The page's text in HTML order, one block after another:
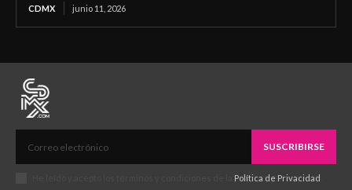
CDMX junio 11, 2026
SUSCRIBIRSE
Política de Privacidad